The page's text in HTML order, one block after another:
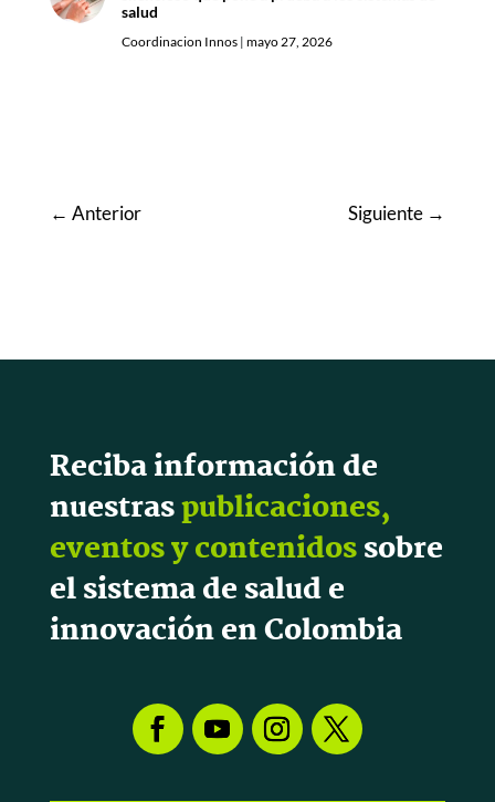
salud
Coordinacion Innos| mayo 27, 2026
← Anterior Siguiente →
Reciba información de
nuestraspublicaciones,
eventos y contenidossobre
el sistema de salud e
innovación en Colombia